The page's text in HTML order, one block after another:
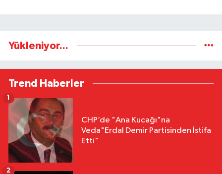
Yükleniyor...
Trend Haberler
CHP’de "Ana Kucağı"na
Veda"Erdal Demir Partisinden İstifa
Etti"
2